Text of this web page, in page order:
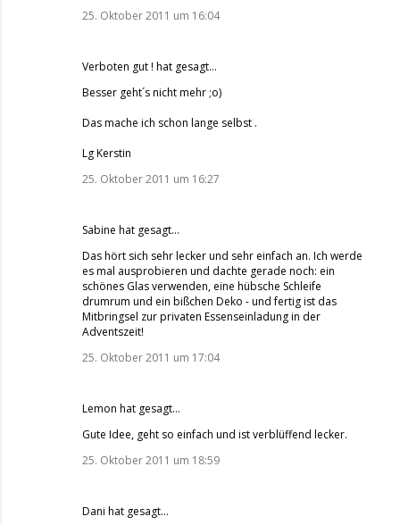
25. Oktober 2011 um 16:04
Verboten gut ! hat gesagt…
Besser geht´s nicht mehr ;o)
Das mache ich schon lange selbst .
Lg Kerstin
25. Oktober 2011 um 16:27
Sabine hat gesagt…
Das hört sich sehr lecker und sehr einfach an. Ich werde
es mal ausprobieren und dachte gerade noch: ein
schönes Glas verwenden, eine hübsche Schleife
drumrum und ein bißchen Deko - und fertig ist das
Mitbringsel zur privaten Essenseinladung in der
Adventszeit!
25. Oktober 2011 um 17:04
Lemon hat gesagt…
Gute Idee, geht so einfach und ist verblüffend lecker.
25. Oktober 2011 um 18:59
Dani hat gesagt…